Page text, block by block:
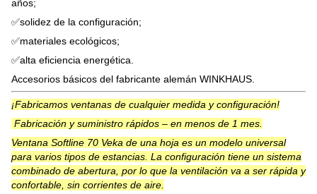
años;
✅solidez de la configuración;
✅materiales ecológicos;
✅alta eficiencia energética.
Accesorios básicos del fabricante alemán WINKHAUS.
¡Fabricamos ventanas de cualquier medida y configuración!
Fabricación y suministro rápidos – en menos de 1 mes.
Ventana Softline 70 Veka de una hoja es un modelo universal
para varios tipos de estancias. La configuración tiene un sistema
combinado de abertura, por lo que la ventilación va a ser rápida y
confortable, sin corrientes de aire.